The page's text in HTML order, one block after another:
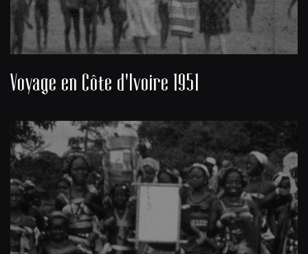
Voyage en Côte d'Ivoire 1951